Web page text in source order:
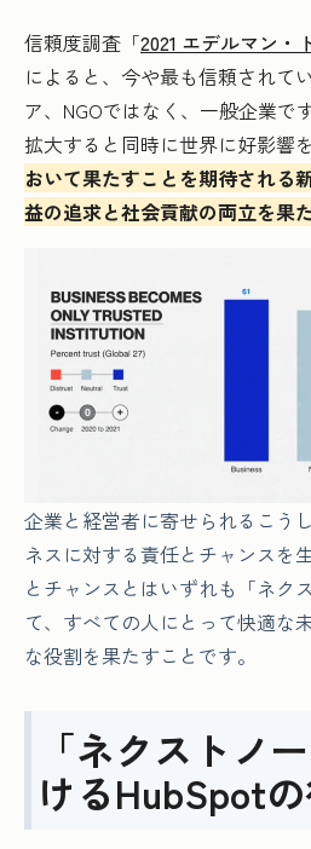
信頼度調査「2021 エデルマン・
によると、今や最も信頼されて
ア、NGOではなく、一般企業で
拡大すると同時に世界に好影響を
おいて果たすことを期待される
益の追求と社会貢献の両立を果
企業と経営者に寄せられるこう
ネスに対する責任とチャンスを
とチャンスとはいずれも「ネク
て、すべての人にとって快適な
な役割を果たすことです。
「ネクストノ
けるHubSpot